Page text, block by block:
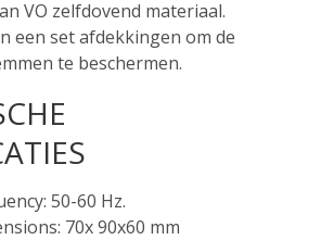
VO zelfdovend materiaal.
een set afdekkingen om de
te beschermen.
50-60 Hz.
70x 90x60 mm